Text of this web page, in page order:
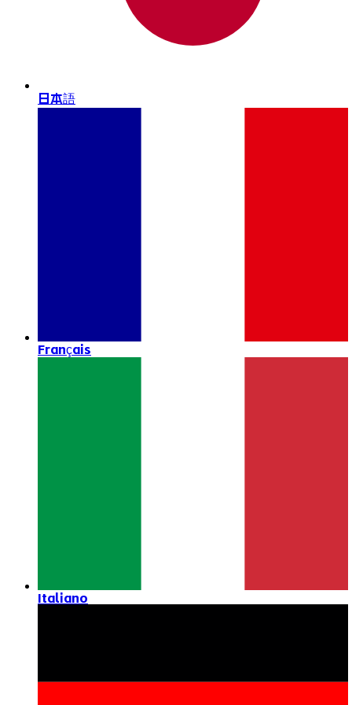
日本語
Français
Italiano